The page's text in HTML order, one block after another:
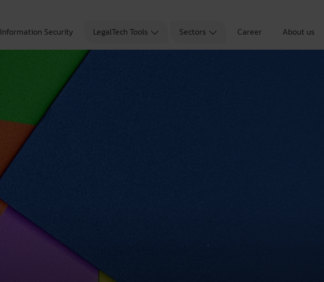
Information Security LegalTech Tools Sectors Career About us